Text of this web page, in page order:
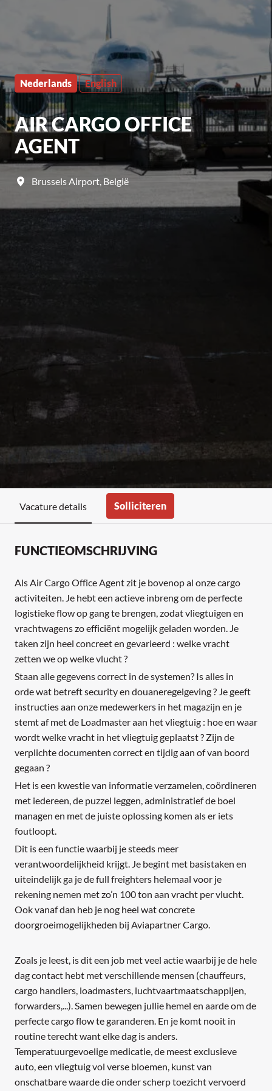
Nederlands English
AIR CARGO OFFICE
AGENT
Brussels Airport België
Vacature details Solliciteren
FUNCTIEOMSCHRIJVING
Als Air Cargo Office Agent zit je bovenop al onze cargo
activiteiten. Je hebt een actieve inbreng om de perfecte
logistieke flow op gang te brengen, zodat vliegtuigen en
vrachtwagens zo efficiënt mogelijk geladen worden. Je
taken zijn heel concreet en gevarieerd : welke vracht
zetten we op welke vlucht ?
Staan alle gegevens correct in de systemen? Is alles in
orde wat betreft security en douaneregelgeving ? Je geeft
instructies aan onze medewerkers in het magazijn en je
stemt af met de Loadmaster aan het vliegtuig : hoe en waar
wordt welke vracht in het vliegtuig geplaatst ? Zijn de
verplichte documenten correct en tijdig aan of van boord
gegaan ?
Het is een kwestie van informatie verzamelen, coördineren
met iedereen, de puzzel leggen, administratief de boel
managen en met de juiste oplossing komen als er iets
foutloopt.
Dit is een functie waarbij je steeds meer
verantwoordelijkheid krijgt. Je begint met basistaken en
uiteindelijk ga je de full freighters helemaal voor je
rekening nemen met zo’n 100 ton aan vracht per vlucht.
Ook vanaf dan heb je nog heel wat concrete
doorgroeimogelijkheden bij Aviapartner Cargo.
Zoals je leest, is dit een job met veel actie waarbij je de hele
dag contact hebt met verschillende mensen (chauffeurs,
cargo handlers, loadmasters, luchtvaartmaatschappijen,
forwarders,...). Samen bewegen jullie hemel en aarde om de
perfecte cargo flow te garanderen. En je komt nooit in
routine terecht want elke dag is anders.
Temperatuurgevoelige medicatie, de meest exclusieve
auto, een vliegtuig vol verse bloemen, kunst van
onschatbare waarde die onder scherp toezicht vervoerd